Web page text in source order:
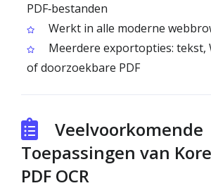
PDF‑bestanden
Werkt in alle moderne
Meerdere exportopties: tekst,
of doorzoekbare PDF
Veelvoorkomende
Toepassingen van
PDF OCR